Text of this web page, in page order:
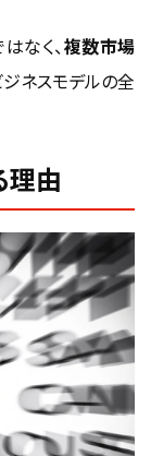
なく、複数市場
ジネスモデルの全
理由